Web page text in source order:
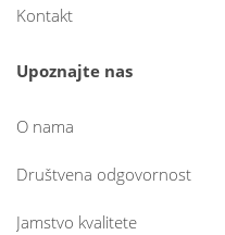
Kontakt
Upoznajte nas
O nama
Društvena odgovornost
Jamstvo kvalitete